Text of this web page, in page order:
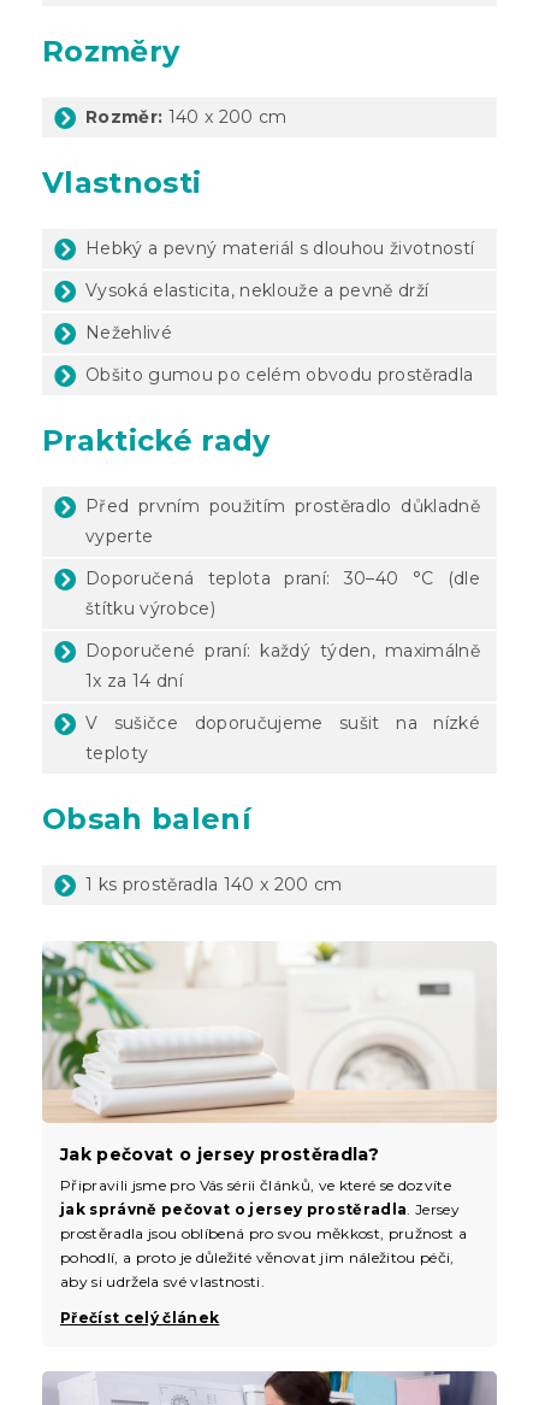
Rozměry
Rozměr: 140 x 200 cm
Vlastnosti
Hebký a pevný materiál s dlouhou životností
Vysoká elasticita, neklouže a pevně drží
Nežehlivé
Obšito gumou po celém obvodu prostěradla
Praktické rady
Před prvním použitím prostěradlo důkladně
vyperte
Doporučená teplota praní: 30–40 °C (dle
štítku výrobce)
Doporučené praní: každý týden, maximálně
1x za 14 dní
V sušičce doporučujeme sušit na nízké
teploty
Obsah balení
1 ks prostěradla 140 x 200 cm
Jak pečovat o jersey prostěradla?
Připravili jsme pro Vás sérii článků, ve které se dozvíte
jak správně pečovat o jersey prostěradla . Jersey
prostěradla jsou oblíbená pro svou měkkost, pružnost a
pohodlí, a proto je důležité věnovat jim náležitou péči,
aby si udržela své vlastnosti.
Přečíst celý článek